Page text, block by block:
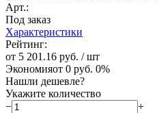
Арт.:
Под заказ
Характеристики
Рейтинг:
от 5 201.16 руб. / шт
Экономияот 0 руб. 0%
Нашли дешевле?
Укажите количество
−
+